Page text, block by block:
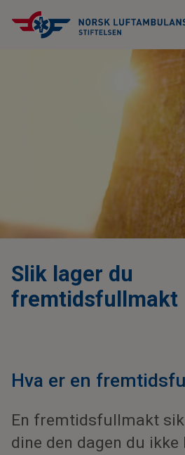
Slik lager du
fremtidsfullmakt
Hva er en
En fremtidsfullmakt
dine den dagen du